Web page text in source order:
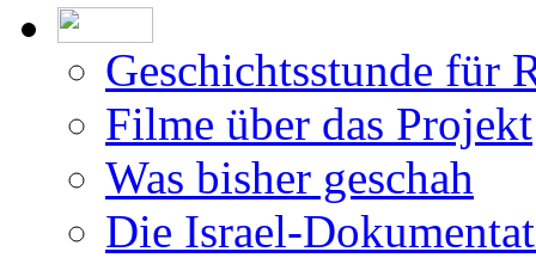
Geschichtsstunde für
Filme über das Projekt
Was bisher geschah
Die Israel-